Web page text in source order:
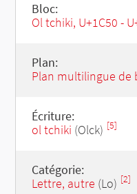
Bloc:
Ol tchiki, U+1C50 -
Plan:
Plan multilingue de
Écriture:
ol tchiki (Olck) [5]
Catégorie:
Lettre, autre (Lo) [2]